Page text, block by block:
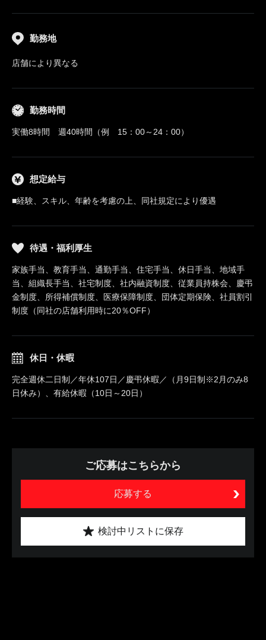
勤務地
店舗により異なる
勤務時間
実働8時間 週40時間（例 15：00～24：00）
想定給与
■経験、スキル、年齢を考慮の上、同社規定により優遇
待遇・福利厚生
家族手当、教育手当、通勤手当、住宅手当、休日手当、地域手
当、組織長手当、社宅制度、社内融資制度、従業員持株会、慶弔
金制度、所得補償制度、医療保障制度、団体定期保険、社員割引
制度（同社の店舗利用時に20％OFF）
休日・休暇
完全週休二日制／年休107日／慶弔休暇／（月9日制※2月のみ8
日休み）、有給休暇（10日～20日）
ご応募はこちらから
応募する
検討中リストに保存